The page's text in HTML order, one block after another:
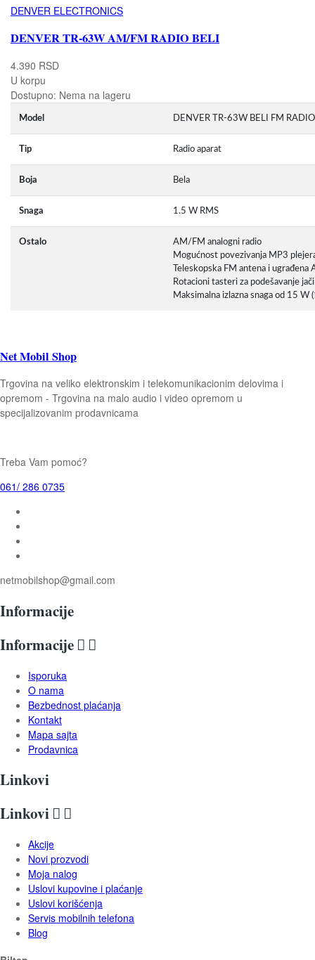
DENVER ELECTRONICS
DENVER TR-63W AM/FM RADIO BELI
4.390 RSD
U korpu
Dostupno: Nema na lageru
Model DENVER TR-63W BELI FM RADIO
Tip Radio aparat
Boja Bela
Snaga 1.5 W RMS
Ostalo
AM/FM analogni radio
Mogućnost povezivanja MP3
Teleskopska FM antena i ugrađena
Rotacioni tasteri za podešavanje
Maksimalna izlazna snaga od 15 W
Net Mobil Shop
Trgovina na veliko elektronskim i telekomunikacionim delovima i
opremom - Trgovina na malo audio i video opremom u
specijalizovanim prodavnicama
Treba Vam pomoć?
061/ 286 0735
netmobilshop@gmail.com
Informacije
Informacije  
Isporuka
O nama
Bezbednost plaćanja
Kontakt
Mapa sajta
Prodavnica
Linkovi
Linkovi  
Akcije
Novi prozvodi
Moja nalog
Uslovi kupovine i plaćanje
Uslovi korišćenja
Servis mobilnih telefona
Blog